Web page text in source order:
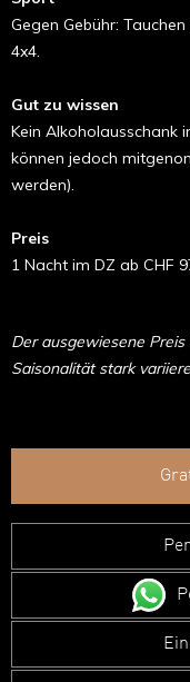
Gegen Gebühr:
4x4.
Gut zu wissen
Kein Alkoholausschank
können jedoch
werden).
Preis
1 Nacht im DZ ab CHF
Der ausgewiesene
Saisonalität stark